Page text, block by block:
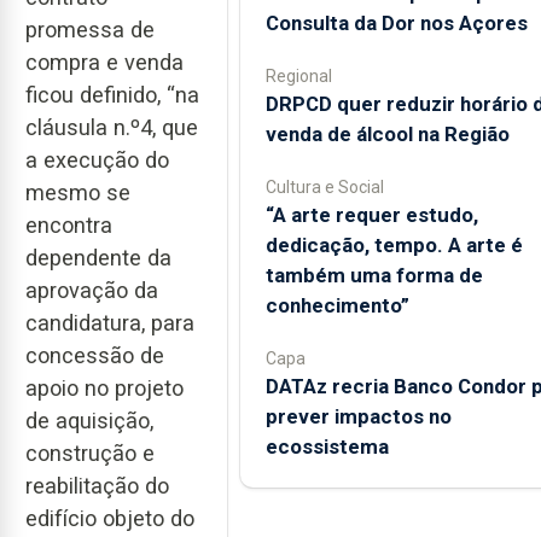
promessa de
compra e venda
ficou definido, “na
cláusula n.º4, que
a execução do
mesmo se
encontra
dependente da
aprovação da
candidatura, para
concessão de
apoio no projeto
de aquisição,
construção e
reabilitação do
edifício objeto do
Consulta da Dor nos Açores
Regional
DRPCD quer reduzir horário
venda de álcool na Região
Cultura e Social
“A arte requer estudo,
dedicação, tempo. A arte é
também uma forma de
conhecimento”
Capa
DATAz recria Banco Condor
prever impactos no
ecossistema